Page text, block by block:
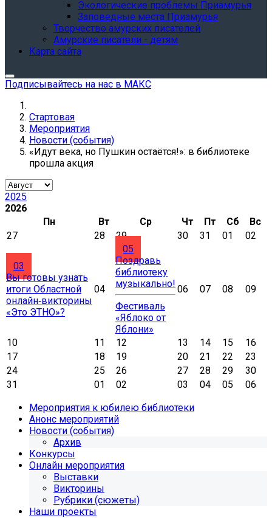
Экологические проблемы Приамурья
Заповедные места Приамурья
Творчество амурских писателей
Амурские писатели - детям
Карта сайта
Подписывайтесь на нас в МАКС
Стартовая
Мероприятия
Новости (события)
«Идут века, но Пушкин остаётся!»: в библиотеке
прошла акция
2025
2026
Пн
Вт Ср Чт Пт Сб
Вс
27
28 29 30 31 01 02
03
Вы готовы узнать
итоги Областной
онлайн‑викторины
«Это ЭТНО»?
04
05
Поздравь
библиотеку
музыкально!
Фестиваль
«Яблоко от
Яблони»
06 07 08 09
10 11 12 13 14 15
16
17
18 19 20 21 22
23
24
25 26 27 28 29
30
31
01 02 03 04 05
06
Мероприятия к юбилею библиотеки
Анонс мероприятий
Новости (события)
Архив
Конкурсы
Онлайн мероприятия
Выставки
Викторины
Рубрики (сюжеты)
Наши проекты